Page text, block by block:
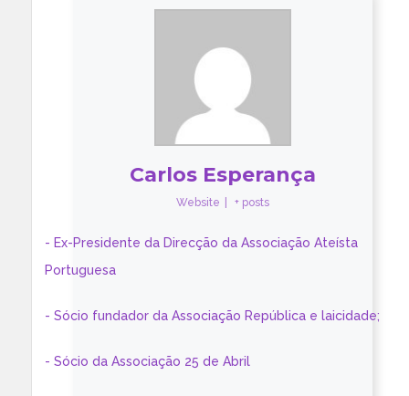
Carlos Esperança
Website + posts
- Ex-Presidente da Direcção da Associação Ateísta
Portuguesa
- Sócio fundador da Associação República e laicidade;
- Sócio da Associação 25 de Abril